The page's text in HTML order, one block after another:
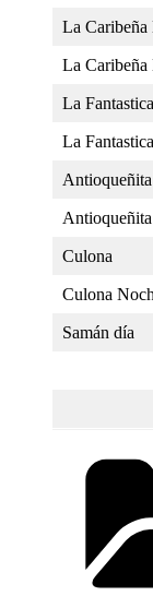
La Caribeña
La Caribeña
La
La
Culona
Culona
Samán día